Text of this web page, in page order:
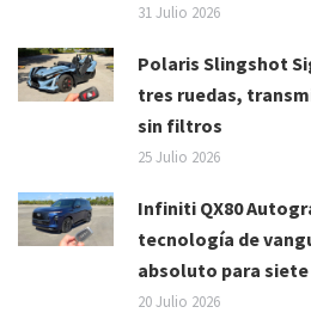
31 Julio 2026
Polaris Slingshot
tres ruedas,
sin filtros
25 Julio 2026
Infiniti QX80
tecnología de
absoluto para
20 Julio 2026